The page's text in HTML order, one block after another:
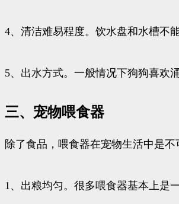
4、清洁难易程度。饮水盘和水槽不
5、出水方式。一般情况下狗狗喜欢
三、宠物喂食器
除了食品，喂食器在宠物生活中是
1、出粮均匀。很多喂食器基本上是